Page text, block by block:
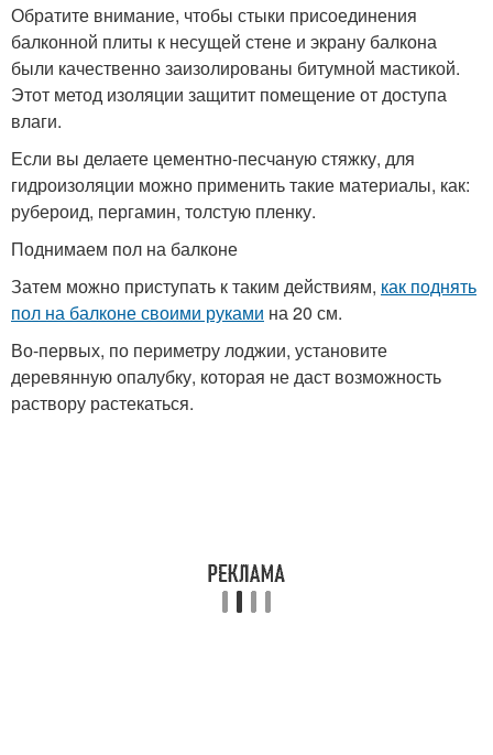
Обратите внимание, чтобы стыки присоединения
балконной плиты к несущей стене и экрану балкона
были качественно заизолированы битумной мастикой.
Этот метод изоляции защитит помещение от доступа
влаги.
Если вы делаете цементно-песчаную стяжку, для
гидроизоляции можно применить такие материалы, как:
рубероид, пергамин, толстую пленку.
Поднимаем пол на балконе
Затем можно приступать к таким действиям, как поднять
пол на балконе своими руками на 20 см.
Во-первых, по периметру лоджии, установите
деревянную опалубку, которая не даст возможность
раствору растекаться.